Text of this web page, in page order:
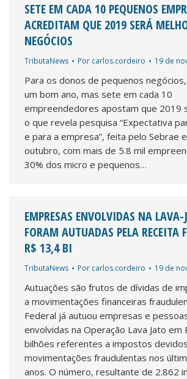
SETE EM CADA 10 PEQUENOS
ACREDITAM QUE 2019 SERÁ
NEGÓCIOS
TributaNews Por carlos.cordeiro 19 de
Para os donos de pequenos
um bom ano, mas sete em cada 10
empreendedores apostam que 2019
o que revela pesquisa “Expectativa
e para a empresa”, feita pelo Sebrae
outubro, com mais de 5.8 mil
30% dos micro e pequenos…
EMPRESAS ENVOLVIDAS NA
FORAM AUTUADAS PELA RECEITA
R$ 13,4 BI
TributaNews Por carlos.cordeiro 19 de
Autuações são frutos de dívidas de
a movimentações financeiras
Federal já autuou empresas e
envolvidas na Operação Lava Jato em
bilhões referentes a impostos
movimentações fraudulentas nos
anos. O número, resultante de 2.862